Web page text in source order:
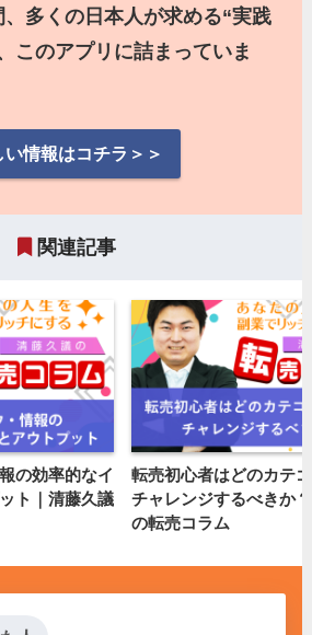
多くの日本人が求める“実践
このアプリに詰まっていま
い情報はコチラ＞＞
関連記事
の効率的なイ
ト｜清藤久議
転売初心者はどのカテ
チャレンジするべきか
の転売コラム